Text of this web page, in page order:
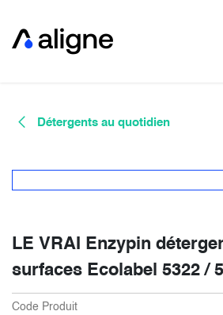
Détergents au quotidien
LE VRAI Enzypin
surfaces Ecolabel 5322 /
Code Produit